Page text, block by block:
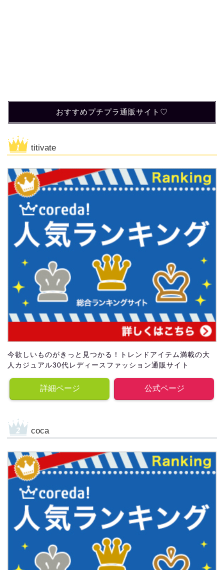
おすすめプチプラ通販サイト♡
titivate
今欲しいものがきっと見つかる！トレンドアイテム満載の大
人カジュアル30代レディースファッション通販サイト
詳細ページ 公式ページ
coca